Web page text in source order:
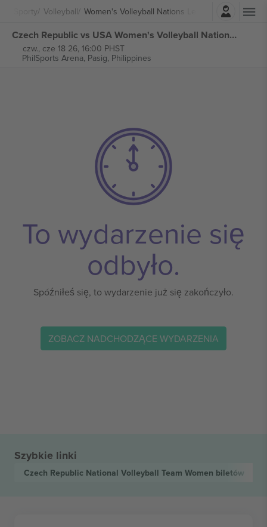
Sporty Volleyball Women's Volleyball Nations League
Zaloguj sie
Czech Republic vs USA Women's Volleyball Nations League biletów
czw., cze 18 26, 16:00 PHST
PhilSports Arena, Pasig, Philippines
To wydarzenie się
odbyło.
Spóźniłeś się, to wydarzenie już się zakończyło.
ZOBACZ NADCHODZĄCE WYDARZENIA
Szybkie linki
Czech Republic National Volleyball Team Women biletów